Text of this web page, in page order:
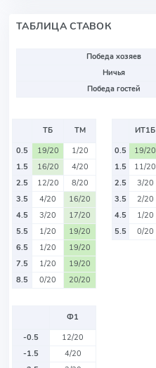
ТАБЛИЦА СТАВОК
Победа хозяев
Ничья
Победа гостей
ТБ
ТМ
0.5
19/20
1/20
1.5
16/20
4/20
2.5
12/20
8/20
3.5
4/20
16/20
4.5
3/20
17/20
5.5
1/20
19/20
6.5
1/20
19/20
7.5
1/20
19/20
8.5
0/20 20/20
ИТ1Б
0.5
19/20
1.5
11/20
2.5
3/20
3.5
2/20
4.5
1/20
5.5
0/20
Ф1
-0.5
12/20
-1.5
4/20